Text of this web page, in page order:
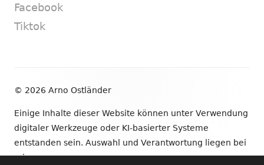
Facebook
Tiktok
© 2026 Arno Ostländer
Einige Inhalte dieser Website können unter Verwendung
digitaler Werkzeuge oder KI-basierter Systeme
entstanden sein. Auswahl und Verantwortung liegen bei
mir.